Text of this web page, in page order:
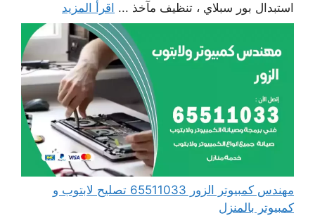
استبدال بور سبلاي ، تنظيف مآخذ ... اقرأ المزيد
مهندس كمبيوتر الزور 65511033 تصليح لابتوب و
كمبيوتر بالمنزل